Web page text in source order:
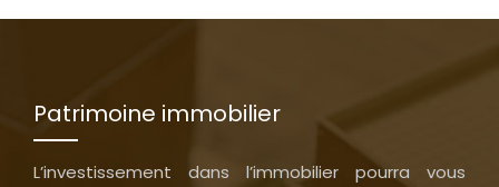
Patrimoine immobilier
L’investissement dans l’immobilier pourra vous